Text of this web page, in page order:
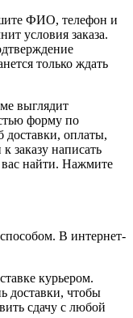
ФИО, телефон и
условия заказа.
только ждать
выглядит
форму по
доставки, оплаты,
заказу написать
найти. Нажмите
В интернет-
курьером.
доставки, чтобы
сдачу с любой